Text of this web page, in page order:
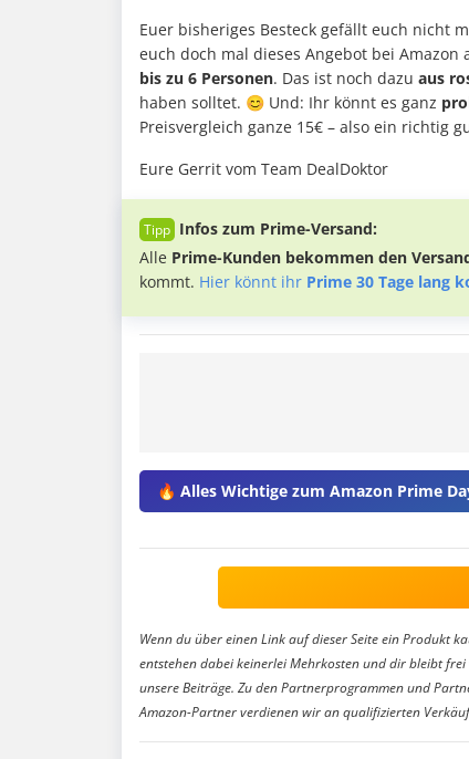
Euer bisheriges Besteck gefällt euch nicht
euch doch mal dieses Angebot bei Amazon
bis zu 6 Personen. Das ist noch dazu aus
haben solltet. 😊 Und: Ihr könnt es ganz
Preisvergleich ganze 15€ – also ein richtig
Eure Gerrit vom Team DealDoktor
Infos zum Prime-Versand:
Alle Prime-Kunden bekommen den
kommt. Hier könnt ihr Prime 30 Tage lang
🔥 Alles Wichtige zum Amazon Prime
Wenn du über einen Link auf dieser Seite ein Produkt
entstehen dabei keinerlei Mehrkosten und dir bleibt
unsere Beiträge. Zu den Partnerprogrammen und
Amazon-Partner verdienen wir an qualifizierten